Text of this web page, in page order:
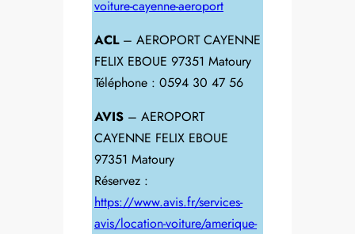
voiture-cayenne-aeroport
ACL– AEROPORT CAYENNE
FELIX EBOUE 97351 Matoury
Téléphone : 0594 30 47 56
AVIS – AEROPORT
CAYENNE FELIX EBOUE
97351 Matoury
Réservez :
https://www.avis.fr/services-
avis/location-voiture/amerique-